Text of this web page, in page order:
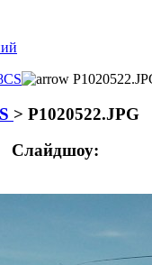
> P1020522.JPG
Слайдшоу: